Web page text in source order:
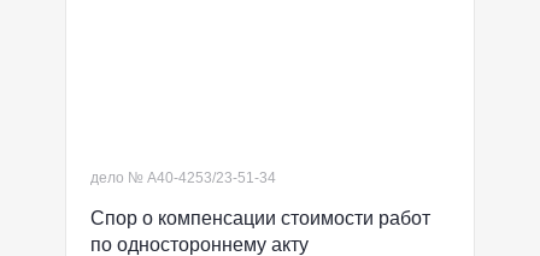
дело № А40-4253/23-51-34
Спор о компенсации стоимости работ
по одностороннему акту